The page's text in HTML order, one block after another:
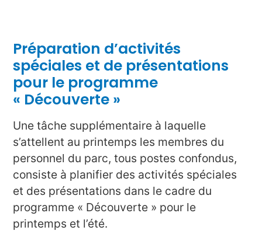
Préparation d’activités
spéciales et de présentations
pour le programme
« Découverte »
Une tâche supplémentaire à laquelle
s’attellent au printemps les membres du
personnel du parc, tous postes confondus,
consiste à planifier des activités spéciales
et des présentations dans le cadre du
programme « Découverte » pour le
printemps et l’été.